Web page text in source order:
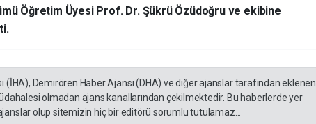
Öğretim Üyesi Prof. Dr. Şükrü Özüdoğru ve ekibine
(İHA), Demirören Haber Ajansı (DHA) ve diğer ajanslar tarafından eklenen
olmadan ajans kanallarından çekilmektedir. Bu haberlerde yer
olup sitemizin hiç bir editörü sorumlu tutulamaz...